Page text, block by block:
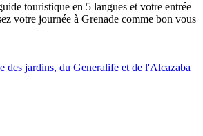
touristique en 5 langues et votre entrée
votre journée à Grenade comme bon vous
des jardins, du Generalife et de l'Alcazaba